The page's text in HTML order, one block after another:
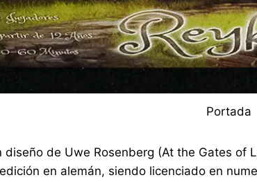
Portada
diseño de Uwe Rosenberg (At the Gates of
en alemán, siendo licenciado en